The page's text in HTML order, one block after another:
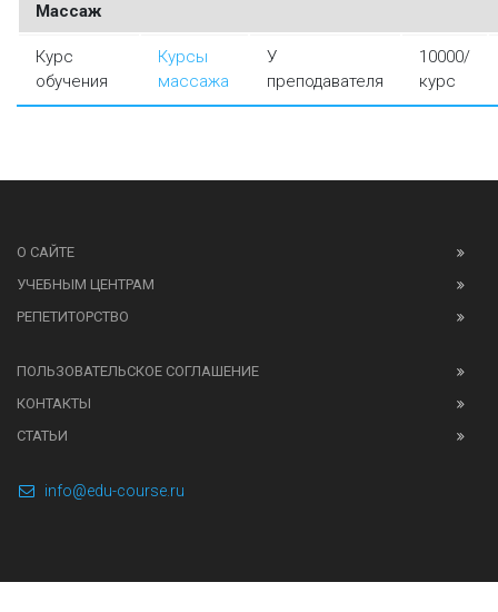
Массаж
Курс
обучения
Курсы
массажа
У
преподавателя
10000/
курс
О САЙТЕ
УЧЕБНЫМ ЦЕНТРАМ
РЕПЕТИТОРСТВО
ПОЛЬЗОВАТЕЛЬСКОЕ СОГЛАШЕНИЕ
КОНТАКТЫ
СТАТЬИ
info@edu-course.ru